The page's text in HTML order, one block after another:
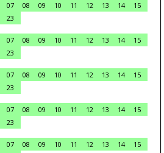
07 08 09 10 11 12 13 14
15
23
07 08 09 10 11 12 13 14
15
23
07 08 09 10 11 12 13 14
15
23
07 08 09 10 11 12 13 14
15
23
07 08 09 10 11 12 13 14
15